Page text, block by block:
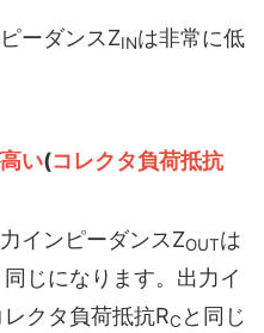
ーダンスZINは非常に低
高い(コレクタ負荷抵抗
インピーダンスZOUTは
同じになります。出力イ
レクタ負荷抵抗RC と同じ